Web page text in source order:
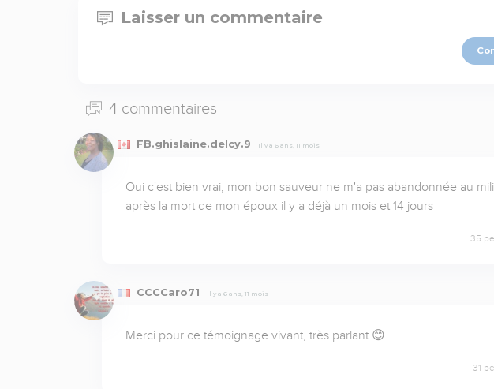
Laisser un commentaire
4 commentaires
FB.ghislaine.delcy.9 Il y a 6 ans, 11 mois
Oui c'est bien vrai, mon bon sauveur ne m'a pas abandonnée au
après la mort de mon époux il y a déjà un mois et 14 jours
35
CCCCaro71 Il y a 6 ans, 11 mois
Merci pour ce témoignage vivant, très parlant 😊
31